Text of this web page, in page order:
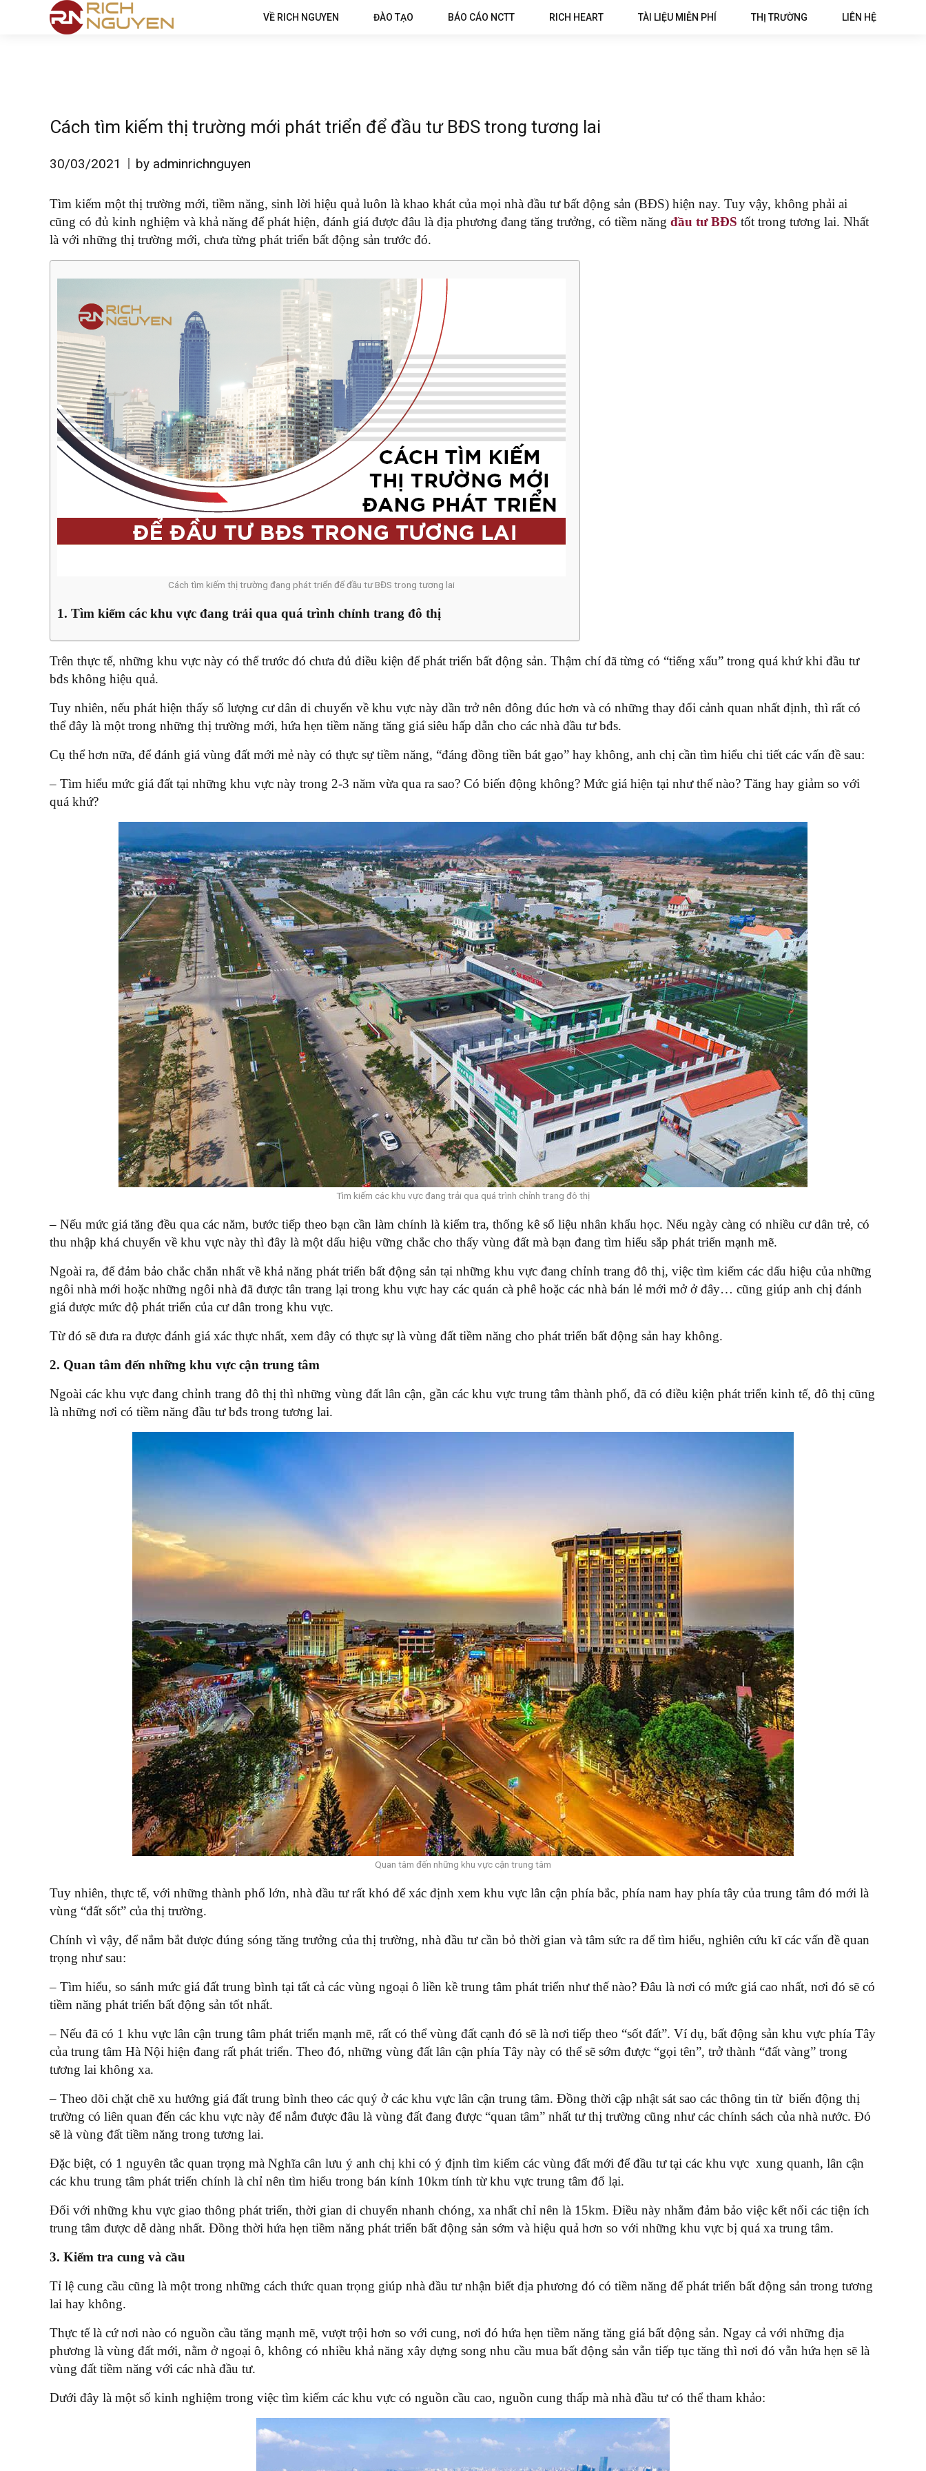
VỀ RICH NGUYEN ĐÀO TẠO BÁO CÁO NCTT RICH HEART TÀI LIỆU MIỄN PHÍ THỊ TRƯỜNG LIÊN HỆ
Cách tìm kiếm thị trường mới phát triển để đầu tư BĐS trong tương lai
30/03/2021 by adminrichnguyen
Tìm kiếm một thị trường mới, tiềm năng, sinh lời hiệu quả luôn là khao khát của mọi nhà đầu tư bất động sản (BĐS) hiện nay. Tuy vậy, không phải ai
cũng có đủ kinh nghiệm và khả năng để phát hiện, đánh giá được đâu là địa phương đang tăng trưởng, có tiềm năng đầu tư BĐS tốt trong tương lai. Nhất
là với những thị trường mới, chưa từng phát triển bất động sản trước đó.
Cách tìm kiếm thị trường đang phát triển để đầu tư BĐS trong tương lai
1. Tìm kiếm các khu vực đang trải qua quá trình chỉnh trang đô thị
Trên thực tế, những khu vực này có thể trước đó chưa đủ điều kiện để phát triển bất động sản. Thậm chí đã từng có “tiếng xấu” trong quá khứ khi đầu tư
bđs không hiệu quả.
Tuy nhiên, nếu phát hiện thấy số lượng cư dân di chuyển về khu vực này dần trở nên đông đúc hơn và có những thay đổi cảnh quan nhất định, thì rất có
thể đây là một trong những thị trường mới, hứa hẹn tiềm năng tăng giá siêu hấp dẫn cho các nhà đầu tư bđs.
Cụ thể hơn nữa, để đánh giá vùng đất mới mẻ này có thực sự tiềm năng, “đáng đồng tiền bát gạo” hay không, anh chị cần tìm hiểu chi tiết các vấn đề sau:
– Tìm hiểu mức giá đất tại những khu vực này trong 2-3 năm vừa qua ra sao? Có biến động không? Mức giá hiện tại như thế nào? Tăng hay giảm so với
quá khứ?
Tìm kiếm các khu vực đang trải qua quá trình chỉnh trang đô thị
– Nếu mức giá tăng đều qua các năm, bước tiếp theo bạn cần làm chính là kiểm tra, thống kê số liệu nhân khẩu học. Nếu ngày càng có nhiều cư dân trẻ, có
thu nhập khá chuyển về khu vực này thì đây là một dấu hiệu vững chắc cho thấy vùng đất mà bạn đang tìm hiểu sắp phát triển mạnh mẽ.
Ngoài ra, để đảm bảo chắc chắn nhất về khả năng phát triển bất động sản tại những khu vực đang chỉnh trang đô thị, việc tìm kiếm các dấu hiệu của những
ngôi nhà mới hoặc những ngôi nhà đã được tân trang lại trong khu vực hay các quán cà phê hoặc các nhà bán lẻ mới mở ở đây… cũng giúp anh chị đánh
giá được mức độ phát triển của cư dân trong khu vực.
Từ đó sẽ đưa ra được đánh giá xác thực nhất, xem đây có thực sự là vùng đất tiềm năng cho phát triển bất động sản hay không.
2. Quan tâm đến những khu vực cận trung tâm
Ngoài các khu vực đang chỉnh trang đô thị thì những vùng đất lân cận, gần các khu vực trung tâm thành phố, đã có điều kiện phát triển kinh tế, đô thị cũng
là những nơi có tiềm năng đầu tư bđs trong tương lai.
Quan tâm đến những khu vực cận trung tâm
Tuy nhiên, thực tế, với những thành phố lớn, nhà đầu tư rất khó để xác định xem khu vực lân cận phía bắc, phía nam hay phía tây của trung tâm đó mới là
vùng “đất sốt” của thị trường.
Chính vì vậy, để nắm bắt được đúng sóng tăng trưởng của thị trường, nhà đầu tư cần bỏ thời gian và tâm sức ra để tìm hiểu, nghiên cứu kĩ các vấn đề quan
trọng như sau:
– Tìm hiểu, so sánh mức giá đất trung bình tại tất cả các vùng ngoại ô liền kề trung tâm phát triển như thế nào? Đâu là nơi có mức giá cao nhất, nơi đó sẽ có
tiềm năng phát triển bất động sản tốt nhất.
– Nếu đã có 1 khu vực lân cận trung tâm phát triển mạnh mẽ, rất có thể vùng đất cạnh đó sẽ là nơi tiếp theo “sốt đất”. Ví dụ, bất động sản khu vực phía Tây
của trung tâm Hà Nội hiện đang rất phát triển. Theo đó, những vùng đất lân cận phía Tây này có thể sẽ sớm được “gọi tên”, trở thành “đất vàng” trong
tương lai không xa.
– Theo dõi chặt chẽ xu hướng giá đất trung bình theo các quý ở các khu vực lân cận trung tâm. Đồng thời cập nhật sát sao các thông tin từ biến động thị
trường có liên quan đến các khu vực này để nắm được đâu là vùng đất đang được “quan tâm” nhất tư thị trường cũng như các chính sách của nhà nước. Đó
sẽ là vùng đất tiềm năng trong tương lai.
Đặc biệt, có 1 nguyên tắc quan trọng mà Nghĩa cân lưu ý anh chị khi có ý định tìm kiếm các vùng đất mới để đầu tư tại các khu vực xung quanh, lân cận
các khu trung tâm phát triển chính là chỉ nên tìm hiểu trong bán kính 10km tính từ khu vực trung tâm đổ lại.
Đối với những khu vực giao thông phát triển, thời gian di chuyển nhanh chóng, xa nhất chỉ nên là 15km. Điều này nhằm đảm bảo việc kết nối các tiện ích
trung tâm được dễ dàng nhất. Đồng thời hứa hẹn tiềm năng phát triển bất động sản sớm và hiệu quả hơn so với những khu vực bị quá xa trung tâm.
3. Kiểm tra cung và cầu
Tỉ lệ cung cầu cũng là một trong những cách thức quan trọng giúp nhà đầu tư nhận biết địa phương đó có tiềm năng để phát triển bất động sản trong tương
lai hay không.
Thực tế là cứ nơi nào có nguồn cầu tăng mạnh mẽ, vượt trội hơn so với cung, nơi đó hứa hẹn tiềm năng tăng giá bất động sản. Ngay cả với những địa
phương là vùng đất mới, nằm ở ngoại ô, không có nhiều khả năng xây dựng song nhu cầu mua bất động sản vẫn tiếp tục tăng thì nơi đó vẫn hứa hẹn sẽ là
vùng đất tiềm năng với các nhà đầu tư.
Dưới đây là một số kinh nghiệm trong việc tìm kiếm các khu vực có nguồn cầu cao, nguồn cung thấp mà nhà đầu tư có thể tham khảo: